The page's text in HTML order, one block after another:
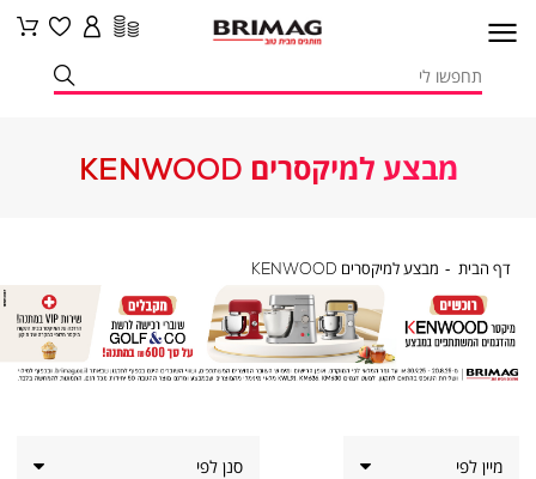
מבצע למיקסרים KENWOOD
דף הבית דף מבצע למיקסרים KENWOOD
KENWOOD
סנן לפי